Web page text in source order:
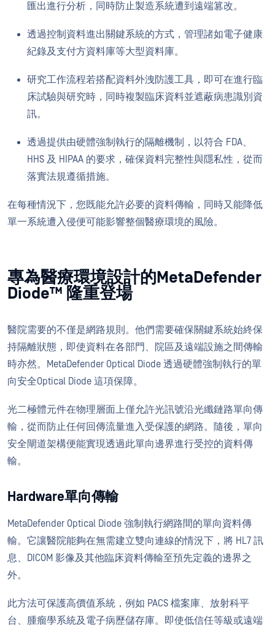
匯出進行分析，同時防止製造系統遭到遠端篡改。
透過控制資料進出關鍵系統的方式，管理諸如電子健康
紀錄及支付方資料庫等大型資料庫。
研究工作流程若搭配資料外洩防護工具，即可在進行臨
床試驗與研究時，同時複製臨床資料並遮蔽病患識別資
訊。
透過提供由硬體強制執行的隔離機制，以符合 FDA、
HHS 及 HIPAA 的要求，確保資料完整性與隱私性，從而
落實法規遵循措施。
在每種情況下，您既能允許必要的資料傳輸，同時又能降低
單一系統遭入侵便可能影響整個醫療環境的風險。
專為醫療環境設計的MetaDefender
Diode™ 隆重登場
醫院需要的不僅是網路規則。他們需要確保關鍵系統始終保
持隔離狀態，即使資料在各部門、院區及遠端設施之間傳輸
時亦然。MetaDefender Optical Diode 透過硬體強制執行的單
向安全Optical Diode 這項保障。
光二極體元件在物理層面上僅允許光訊號沿光纖鏈路單向傳
輸，從而防止任何回傳流量進入受保護的網路。隨後，單向
安全閘道架構便能實現透過此單向邊界進行受控的資料傳
輸。
Hardware單向傳輸
MetaDefender Optical Diode 強制執行網路間的單向資料傳
輸。它讓醫院能夠在無需建立雙向連線的情況下，將 HL7 訊
息、DICOM 影像及其他臨床資料傳輸至預先定義的邊界之
外。
此方法可保護高價值系統，例如 PACS 檔案庫、放射科平
台、腫瘤學系統及電子病歷儲存庫。即使低信任等級或遠端